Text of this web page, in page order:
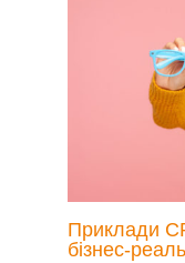
Приклади
бізнес-